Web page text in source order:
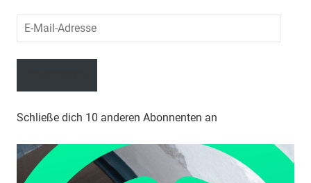
Mail-
Adresse
Schließe dich 10 anderen Abonnenten an